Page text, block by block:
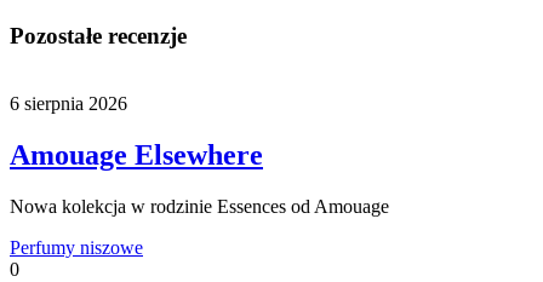
Pozostałe recenzje
6 sierpnia 2026
Amouage Elsewhere
Nowa kolekcja w rodzinie Essences od Amouage
Perfumy niszowe
0